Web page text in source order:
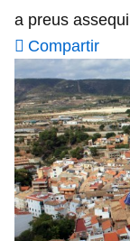
a preus
Compartir